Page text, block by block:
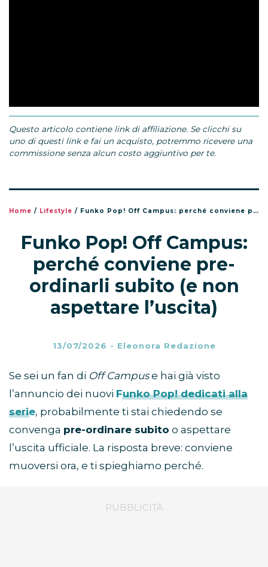
Questo articolo contiene link di affiliazione. Se clicchi su
uno di questi link e fai un acquisto, potremmo ricevere una
commissione senza alcun costo aggiuntivo per te.
Home / Lifestyle / Funko Pop! Off Campus: perché conviene pre-ordinarli subito (e non aspettare l’uscita)
Funko Pop! Off Campus:
perché conviene pre-
ordinarli subito (e non
aspettare l’uscita)
13/07/2026 - Eleonora Redazione
Se sei un fan di Off Campuse hai già visto
l’annuncio dei nuovi Funko Pop!dedicati alla
serie, probabilmente ti stai chiedendo se
convenga pre-ordinare subito o aspettare
l’uscita ufficiale. La risposta breve: conviene
muoversi ora, e ti spieghiamo perché.